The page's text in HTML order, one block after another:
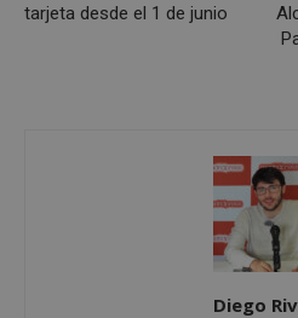
tarjeta desde el 1 de junio
Diego